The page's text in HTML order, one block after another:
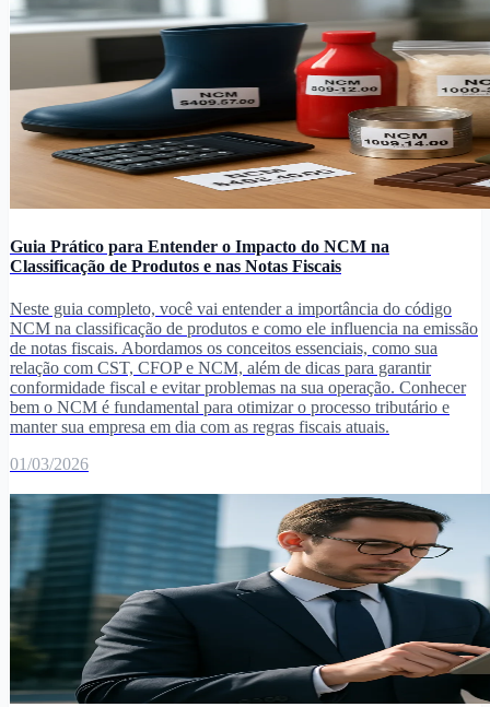
Guia Prático para Entender o Impacto do NCM na
Classificação de Produtos e nas Notas Fiscais
Neste guia completo, você vai entender a importância do código
NCM na classificação de produtos e como ele influencia na emissão
de notas fiscais. Abordamos os conceitos essenciais, como sua
relação com CST, CFOP e NCM, além de dicas para garantir
conformidade fiscal e evitar problemas na sua operação. Conhecer
bem o NCM é fundamental para otimizar o processo tributário e
manter sua empresa em dia com as regras fiscais atuais.
01/03/2026